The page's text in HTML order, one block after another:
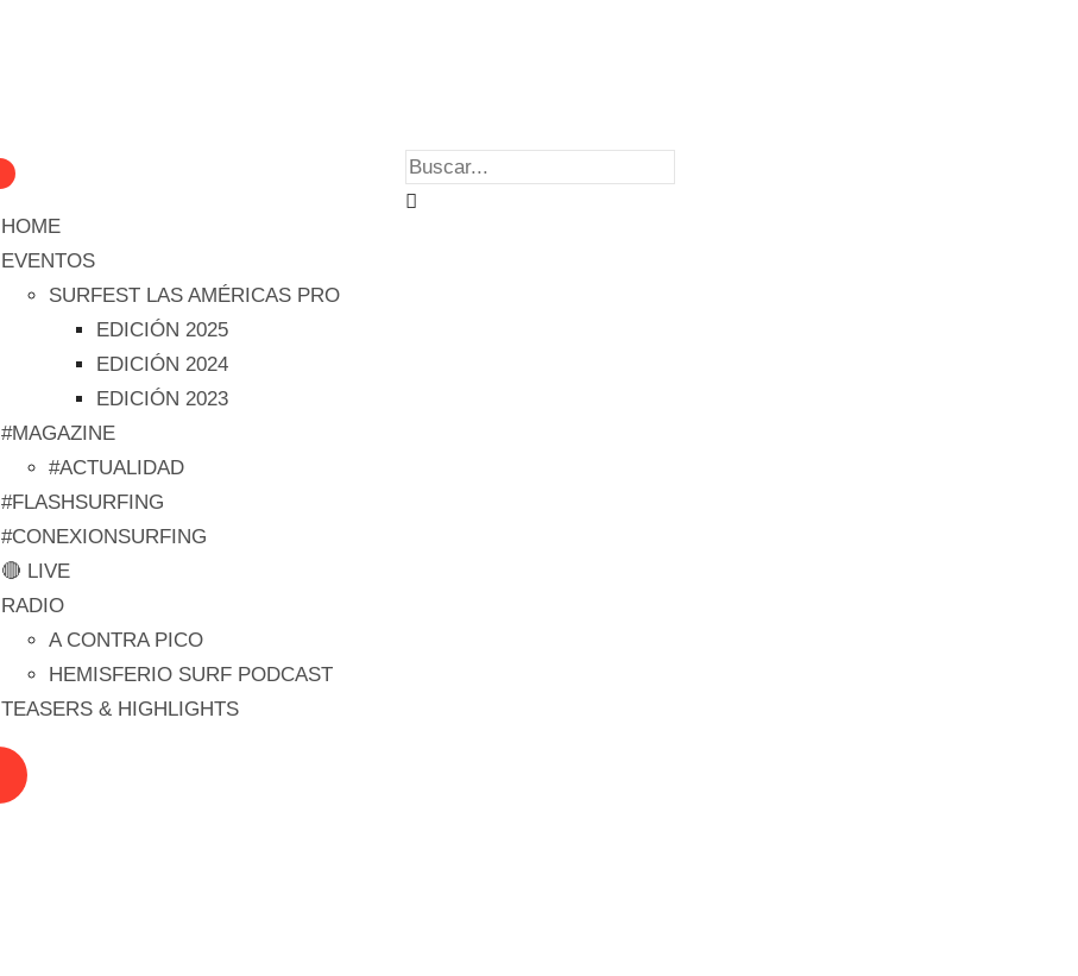
HOME
EVENTOS
SURFEST LAS AMÉRICAS PRO
EDICIÓN 2025
EDICIÓN 2024
EDICIÓN 2023
#MAGAZINE
#ACTUALIDAD
#FLASHSURFING
#CONEXIONSURFING
🔴 LIVE
RADIO
A CONTRA PICO
HEMISFERIO SURF PODCAST
TEASERS & HIGHLIGHTS